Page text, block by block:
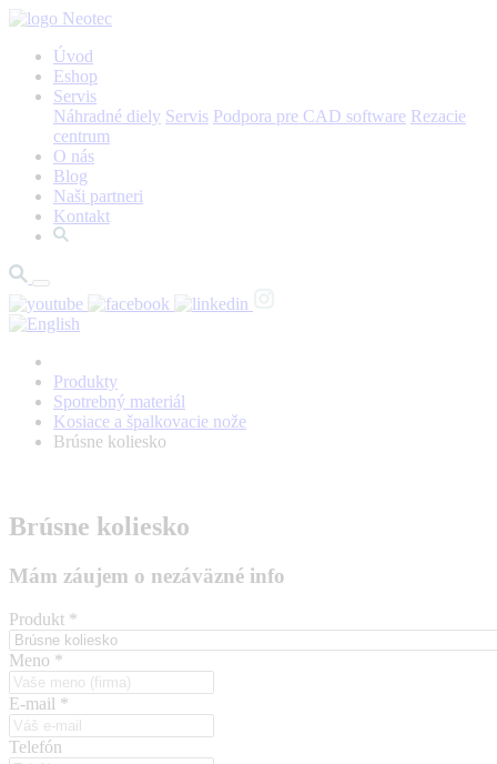
Úvod
Eshop
Servis
Náhradné diely Servis Podpora pre CAD software Rezacie
centrum
O nás
Blog
Naši partneri
Kontakt
Produkty
Spotrebný materiál
Kosiace a špalkovacie nože
Brúsne koliesko
Brúsne koliesko
Mám záujem o nezáväzné info
Produkt *
Meno *
E-mail *
Telefón